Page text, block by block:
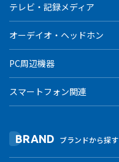
テレビ・記録メディア
オーデイオ・ヘッドホン
PC周辺機器
スマートフォン関連
BRAND ブランドから探す